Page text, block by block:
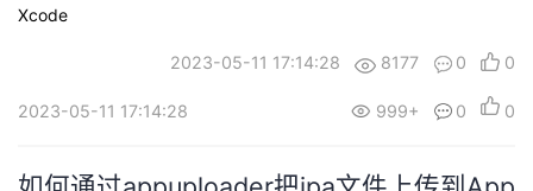
indows电脑上传ipa到App Store Connec...
Xcode
2023-05-11 17:14:28 8177 0 0
2023-05-11 17:14:28 999+ 0 0